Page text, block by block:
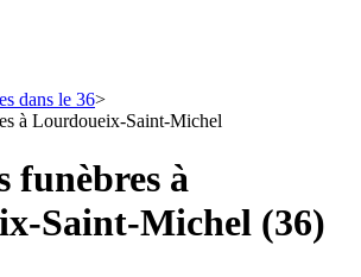
dans le 36
à Lourdoueix-Saint-Michel
funèbres à
Saint-Michel (36)